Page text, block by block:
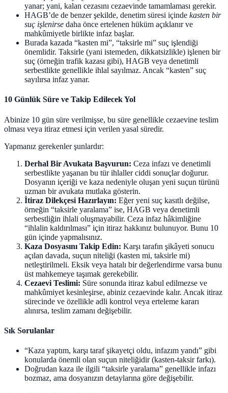
yanar; yani, kalan cezasını cezaevinde tamamlaması gerekir.
HAGB’de de benzer şekilde, denetim süresi içinde kasten bir
suç işlenirse daha önce ertelenen hüküm açıklanır ve
mahkûmiyetle birlikte infaz başlar.
Burada kazada “kasten mi”, “taksirle mi” suç işlendiği
önemlidir. Taksirle (yani istemeden, dikkatsizlikle) işlenen bir
suç (örneğin trafik kazası gibi), HAGB veya denetimli
serbestlikte genellikle ihlal sayılmaz. Ancak “kasten” suç
sayılırsa infaz yanar.
10 Günlük Süre ve Takip Edilecek Yol
Abinize 10 gün süre verilmişse, bu süre genellikle cezaevine teslim
olması veya itiraz etmesi için verilen yasal süredir.
Yapmanız gerekenler şunlardır:
Derhal Bir Avukata Başvurun: Ceza infazı ve denetimli
serbestlikte yaşanan bu tür ihlaller ciddi sonuçlar doğurur.
Dosyanın içeriği ve kaza nedeniyle oluşan yeni suçun türünü
uzman bir avukata mutlaka gösterin.
İtiraz Dilekçesi Hazırlayın: Eğer yeni suç kasıtlı değilse,
örneğin “taksirle yaralama” ise, HAGB veya denetimli
serbestliğin ihlali oluşmayabilir. Ceza infaz hâkimliğine
“ihlalin kaldırılması” için itiraz hakkınız bulunuyor. Bunu 10
gün içinde yapmalısınız.
Kaza Dosyasını Takip Edin: Karşı tarafın şikâyeti sonucu
açılan davada, suçun niteliği (kasten mi, taksirle mi)
netleştirilmeli. Eksik veya hatalı bir değerlendirme varsa bunu
üst mahkemeye taşımak gerekebilir.
Cezaevi Teslimi: Süre sonunda itiraz kabul edilmezse ve
mahkûmiyet kesinleşirse, abiniz cezaevinde kalır. Ancak itiraz
sürecinde ve özellikle adli kontrol veya erteleme kararı
alınırsa, teslim zamanı değişebilir.
Sık Sorulanlar
“Kaza yaptım, karşı taraf şikayetçi oldu, infazım yandı” gibi
konularda önemli olan suçun niteliğidir (kasten-taksir farkı).
Doğrudan kaza ile ilgili “taksirle yaralama” genellikle infazı
bozmaz, ama dosyanızın detaylarına göre değişebilir.